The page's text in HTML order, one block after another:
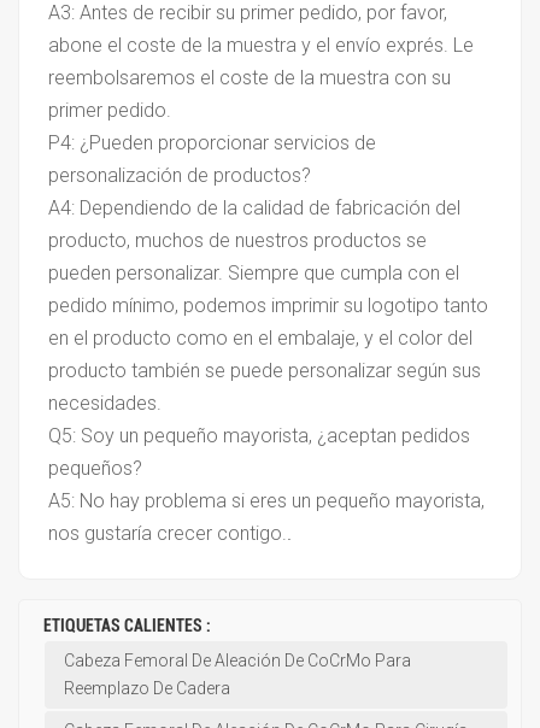
A3: Antes de recibir su primer pedido, por favor,
abone el coste de la muestra y el envío exprés. Le
reembolsaremos el coste de la muestra con su
primer pedido.
P4: ¿Pueden proporcionar servicios de
personalización de productos?
A4: Dependiendo de la calidad de fabricación del
producto, muchos de nuestros productos se
pueden personalizar. Siempre que cumpla con el
pedido mínimo, podemos imprimir su logotipo tanto
en el producto como en el embalaje, y el color del
producto también se puede personalizar según sus
necesidades.
Q5: Soy un pequeño mayorista, ¿aceptan pedidos
pequeños?
A5: No hay problema si eres un pequeño mayorista,
nos gustaría crecer contigo.
ETIQUETAS CALIENTES :
Cabeza Femoral De Aleación De CoCrMo Para
Reemplazo De Cadera